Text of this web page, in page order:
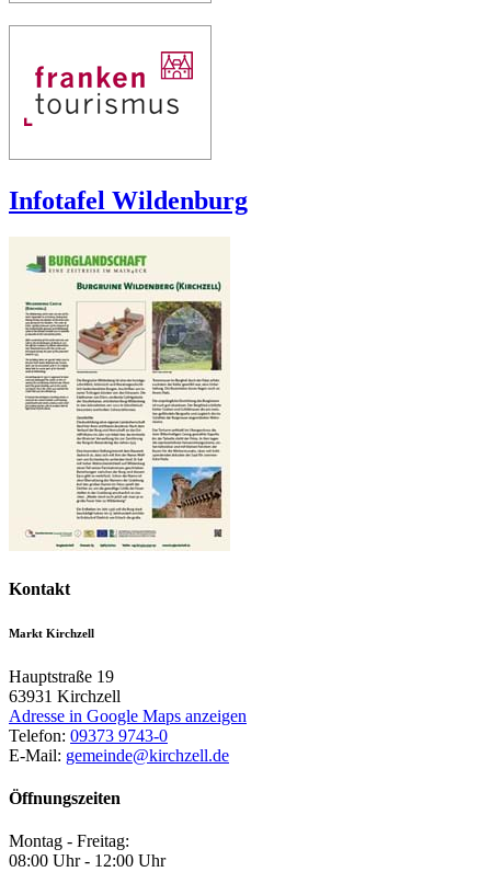
Infotafel Wildenburg
Kontakt
Markt Kirchzell
Hauptstraße 19
63931 Kirchzell
Adresse in Google Maps anzeigen
Telefon: 09373 9743-0
E-Mail: gemeinde@kirchzell.de
Öffnungszeiten
Montag - Freitag:
08:00 Uhr - 12:00 Uhr